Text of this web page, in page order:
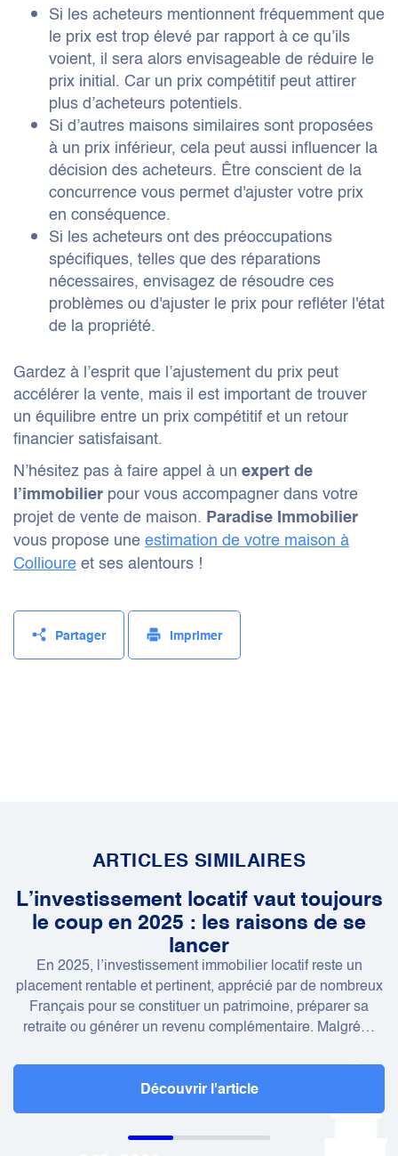
Si les acheteurs mentionnent fréquemment que
le prix est trop élevé par rapport à ce qu’ils
voient, il sera alors envisageable de réduire le
prix initial. Car un prix compétitif peut attirer
plus d’acheteurs potentiels.
Si d’autres maisons similaires sont proposées
à un prix inférieur, cela peut aussi influencer la
décision des acheteurs. Être conscient de la
concurrence vous permet d'ajuster votre prix
en conséquence.
Si les acheteurs ont des préoccupations
spécifiques, telles que des réparations
nécessaires, envisagez de résoudre ces
problèmes ou d'ajuster le prix pour refléter l'état
de la propriété.
Gardez à l’esprit que l’ajustement du prix peut
accélérer la vente, mais il est important de trouver
un équilibre entre un prix compétitif et un retour
financier satisfaisant.
N’hésitez pas à faire appel à un expert de
l’immobilier pour vous accompagner dans votre
projet de vente de maison. Paradise Immobilier
vous propose uneestimation de votre maison à
Collioureet ses alentours !
Partager Imprimer
ARTICLES SIMILAIRES
L’investissement locatif vaut toujours
le coup en 2025 : les raisons de se
lancer
En 2025, l’investissement immobilier locatif reste un
placement rentable et pertinent, apprécié par de nombreux
Français pour se constituer un patrimoine, préparer sa
retraite ou générer un revenu complémentaire. Malgré…
Découvrir l'article